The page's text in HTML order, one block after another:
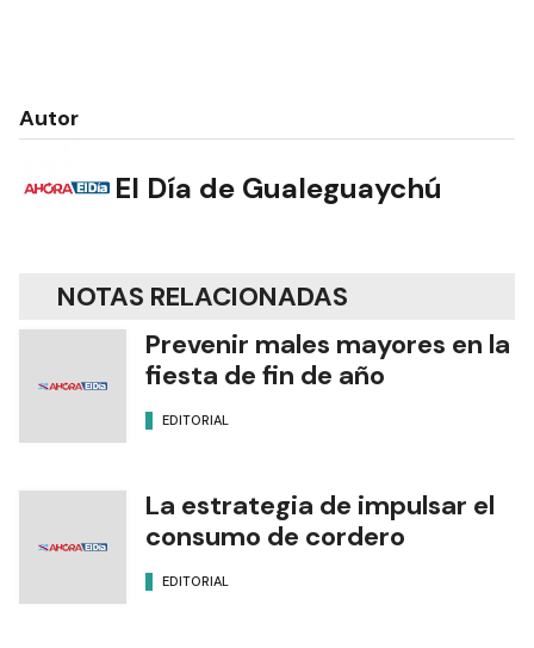
Autor
El Día de Gualeguaychú
NOTAS RELACIONADAS
Prevenir males mayores en la
fiesta de fin de año
EDITORIAL
La estrategia de impulsar el
consumo de cordero
EDITORIAL